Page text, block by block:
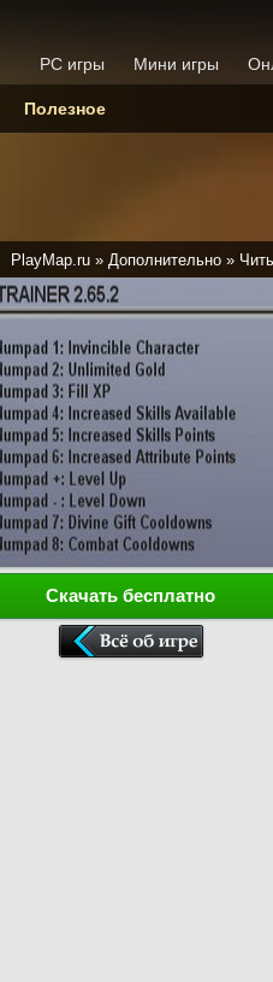
PlayMap.ru » Дополнительно »
Скачать бесплатно
PC игры Мини игры
Полезное